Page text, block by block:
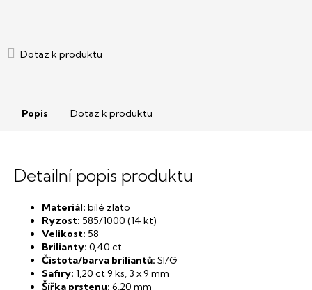
Popis Dotaz k produktu
Detailní popis produktu
Materiál: bílé zlato
Ryzost: 585/1000 (14 kt)
Velikost: 58
Brilianty: 0,40 ct
Čistota/barva briliantů: SI/G
Safiry: 1,20 ct 9 ks, 3 x 9 mm
Šířka prstenu: 6,20 mm